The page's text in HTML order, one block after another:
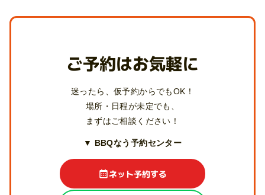
ご予約はお気軽に
迷ったら、仮予約からでもOK！
場所・日程が未定でも、
まずはご相談ください！
▼ BBQなう予約センター
ネット予約する